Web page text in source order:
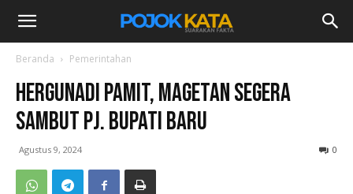
Beranda Pemerintahan
Hergunadi Pamit, Magetan Segera
Sambut Pj. Bupati Baru
Agustus 9, 2024 0